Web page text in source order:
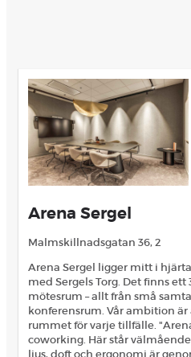
Arena Sergel
Malmskillnadsgatan 36, 2
Arena Sergel ligger mitt i
med Sergels Torg. Det finns
mötesrum – allt från små
konferensrum. Vår ambition
rummet för varje tillfälle.
coworking. Här står